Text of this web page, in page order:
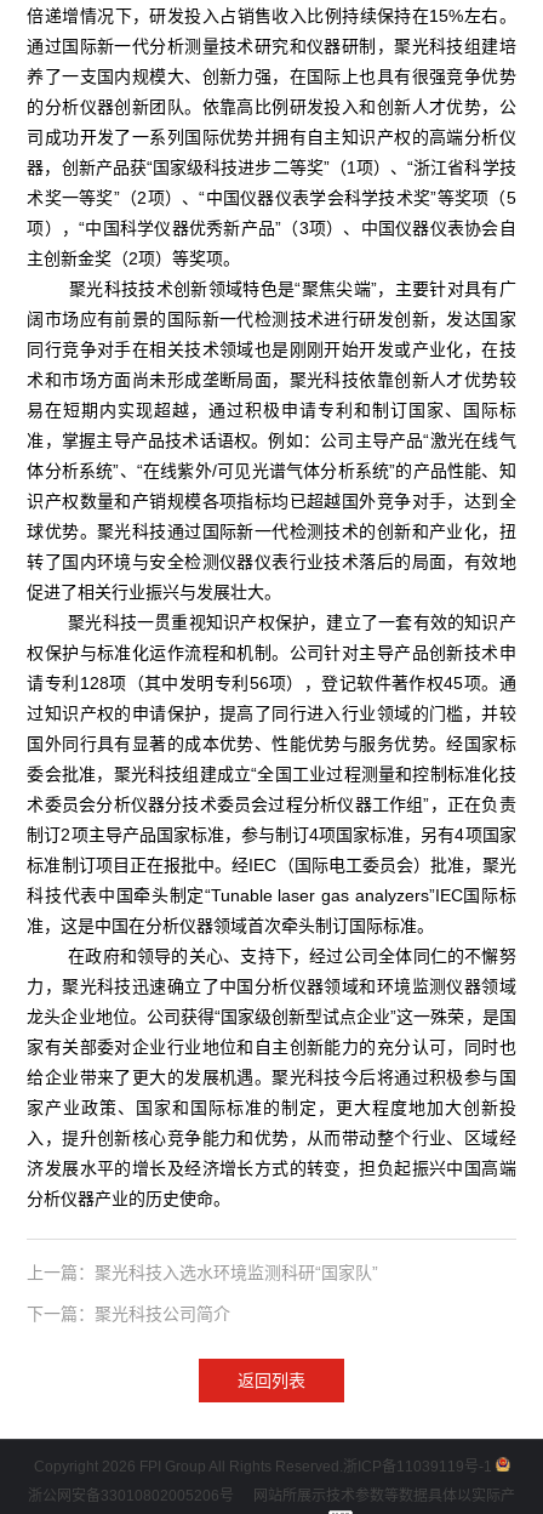
倍递增情况下，研发投入占销售收入比例持续保持在15%左右。
通过国际新一代分析测量技术研究和仪器研制，聚光科技组建培
养了一支国内规模大、创新力强，在国际上也具有很强竞争优势
的分析仪器创新团队。依靠高比例研发投入和创新人才优势，公
司成功开发了一系列国际优势并拥有自主知识产权的高端分析仪
器，创新产品获“国家级科技进步二等奖”（1项）、“浙江省科学技
术奖一等奖”（2项）、“中国仪器仪表学会科学技术奖”等奖项（5
项），“中国科学仪器优秀新产品”（3项）、中国仪器仪表协会自
主创新金奖（2项）等奖项。
聚光科技技术创新领域特色是“聚焦尖端”，主要针对具有广
阔市场应有前景的国际新一代检测技术进行研发创新，发达国家
同行竞争对手在相关技术领域也是刚刚开始开发或产业化，在技
术和市场方面尚未形成垄断局面，聚光科技依靠创新人才优势较
易在短期内实现超越，通过积极申请专利和制订国家、国际标
准，掌握主导产品技术话语权。例如：公司主导产品“激光在线气
体分析系统”、“在线紫外/可见光谱气体分析系统”的产品性能、知
识产权数量和产销规模各项指标均已超越国外竞争对手，达到全
球优势。聚光科技通过国际新一代检测技术的创新和产业化，扭
转了国内环境与安全检测仪器仪表行业技术落后的局面，有效地
促进了相关行业振兴与发展壮大。
聚光科技一贯重视知识产权保护，建立了一套有效的知识产
权保护与标准化运作流程和机制。公司针对主导产品创新技术申
请专利128项（其中发明专利56项），登记软件著作权45项。通
过知识产权的申请保护，提高了同行进入行业领域的门槛，并较
国外同行具有显著的成本优势、性能优势与服务优势。经国家标
委会批准，聚光科技组建成立“全国工业过程测量和控制标准化技
术委员会分析仪器分技术委员会过程分析仪器工作组”，正在负责
制订2项主导产品国家标准，参与制订4项国家标准，另有4项国家
标准制订项目正在报批中。经IEC（国际电工委员会）批准，聚光
科技代表中国牵头制定“Tunable laser gas analyzers”IEC国际标
准，这是中国在分析仪器领域首次牵头制订国际标准。
在政府和领导的关心、支持下，经过公司全体同仁的不懈努
力，聚光科技迅速确立了中国分析仪器领域和环境监测仪器领域
龙头企业地位。公司获得“国家级创新型试点企业”这一殊荣，是国
家有关部委对企业行业地位和自主创新能力的充分认可，同时也
给企业带来了更大的发展机遇。聚光科技今后将通过积极参与国
家产业政策、国家和国际标准的制定，更大程度地加大创新投
入，提升创新核心竞争能力和优势，从而带动整个行业、区域经
济发展水平的增长及经济增长方式的转变，担负起振兴中国高端
分析仪器产业的历史使命。
上一篇：聚光科技入选水环境监测科研“国家队”
下一篇：聚光科技公司简介
返回列表
Copyright 2026 FPI Group All Rights Reserved.浙ICP备11039119号-1
浙公网安备33010802005206号
网站所展示技术参数等数据具体以实际产